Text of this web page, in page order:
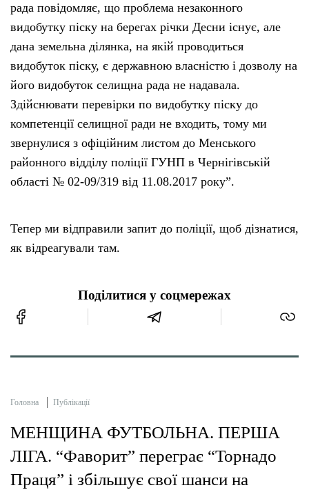
рада повідомляє, що проблема незаконного
видобутку піску на берегах річки Десни існує, але
дана земельна ділянка, на якій проводиться
видобуток піску, є державною власністю і дозволу на
його видобуток селищна рада не надавала.
Здійснювати перевірки по видобутку піску до
компетенції селищної ради не входить, тому ми
звернулися з офіційним листом до Менського
районного відділу поліції ГУНП в Чернігівській
області № 02-09/319 від 11.08.2017 року”.
Тепер ми відправили запит до поліції, щоб дізнатися,
як відреагували там.
Поділитися у соцмережах
Головна Публікації
МЕНЩИНА ФУТБОЛЬНА. ПЕРША
ЛІГА. “Фаворит” переграє “Торнадо
Праця” і збільшує свої шанси на